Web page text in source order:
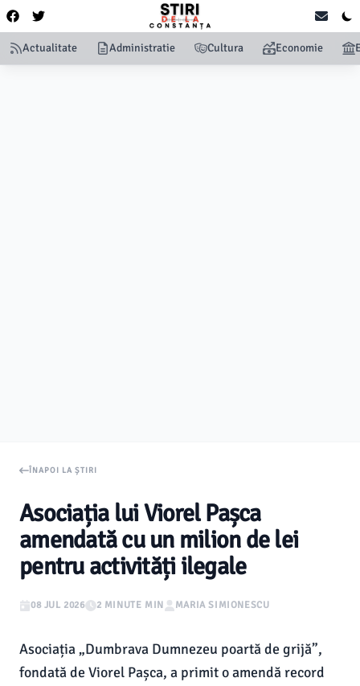
Actualitate Administratie Cultura Economie
ÎNAPOI LA ȘTIRI
Asociația lui Viorel Pașca
amendată cu un milion de lei
pentru activități ilegale
08 JUL 2026 2 MINUTE MIN MARIA SIMIONESCU
Asociația „Dumbrava Dumnezeu poartă de grijă”,
fondată de Viorel Pașca, a primit o amendă record